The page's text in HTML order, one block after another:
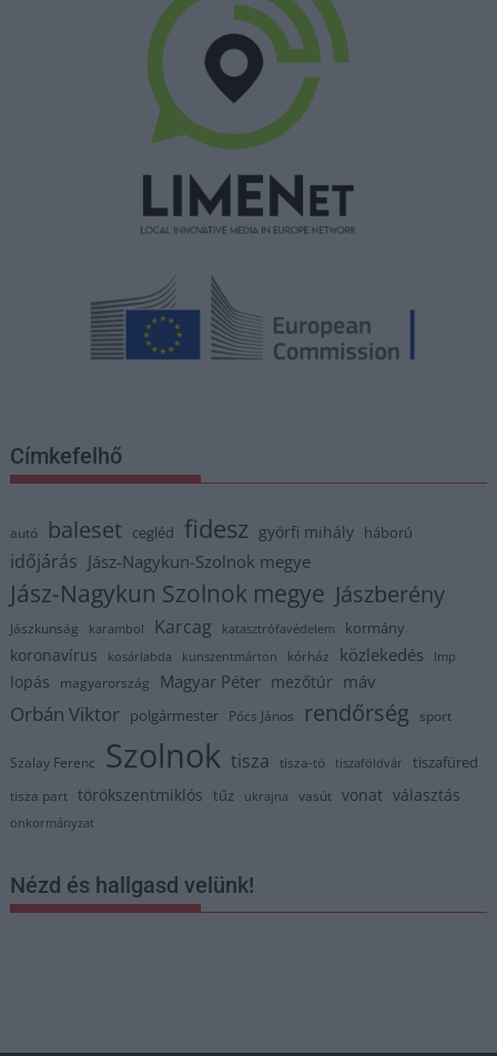
Címkefelhő
autó baleset cegléd fidesz györfi mihály háború
időjárás Jász-Nagykun-Szolnok megye
Jász-Nagykun Szolnok megye Jászberény
Jászkunság karambol Karcag katasztrófavédelem kormány
koronavírus kosárlabda kunszentmárton kórház közlekedés lmp
lopás magyarország Magyar Péter mezőtúr máv
Orbán Viktor polgármester Pócs János rendőrség sport
Szalay Ferenc Szolnok tisza tisza-tó tiszaföldvár tiszafüred
tisza part törökszentmiklós tűz ukrajna vasút vonat választás
önkormányzat
Nézd és hallgasd velünk!